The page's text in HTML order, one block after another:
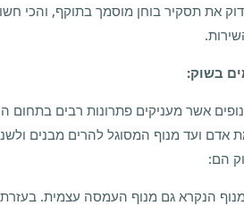
את תסקיר בוחן מוסמך בתוקף, והכי
בשוק:
אשר מעניקים פתרונות רבים בתחום
אדם ועד מנוף המסוגל להרים מבנים
הם:
מנוף הנקרא גם מנוף העמסה עצמית.